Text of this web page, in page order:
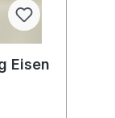
Eisen